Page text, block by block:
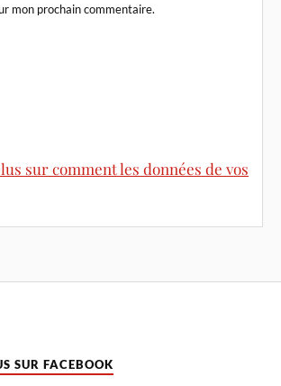
mon prochain commentaire.
sur comment les données de vos
SUR FACEBOOK